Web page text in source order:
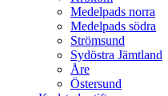
Medelpads norra
Medelpads södra
Strömsund
Sydöstra Jämtland
Åre
Östersund